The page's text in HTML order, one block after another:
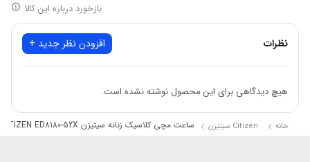
بازخورد درباره این کالا
نظرات افزودن نظر جدید +
هیچ دیدگاهی برای این محصول نوشته نشده است.
خانه Citizen سیتیزن ساعت مچی کلاسیک زنانه سیتیزن CITIZEN ED8180-52X